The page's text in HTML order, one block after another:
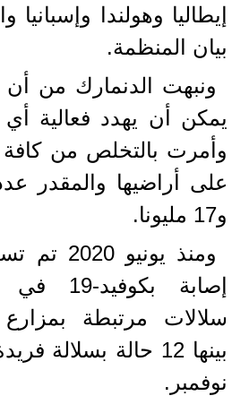
إيطاليا وهولندا
بيان المنظمة.
ونبهت الدنمارك من
يمكن أن يهدد فعالية
وأمرت بالتخلص من كافة
و17 مليونا.
إصابة
سلالات مرتبطة بمزارع
نوفمبر.